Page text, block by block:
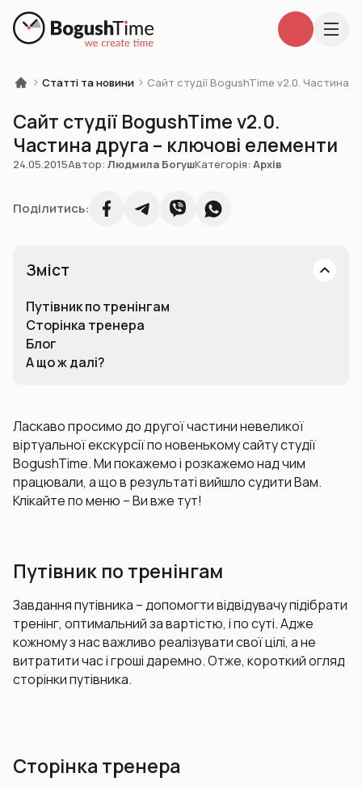
Статті та новини Сайт студії BogushTime v2.0. Частина
Сайт студії BogushTime v2.0.
Частина друга – ключові елементи
24.05.2015Автор: Людмила БогушКатегорія: Архів
Поділитись:
Зміст
Путівник по тренінгам
Сторінка тренера
Блог
А що ж далі?
Ласкаво просимо до другої частини невеликої
віртуальної екскурсії по новенькому сайту студії
BogushTime. Ми покажемо і розкажемо над чим
працювали, а що в результаті вийшло судити Вам.
Клікайте по меню – Ви вже тут!
Путівник по тренінгам
Завдання путівника – допомогти відвідувачу підібрати
тренінг, оптимальний за вартістю, і по суті. Адже
кожному з нас важливо реалізувати свої цілі, а не
витратити час і гроші даремно. Отже, короткий огляд
сторінки путівника.
Сторінка тренера